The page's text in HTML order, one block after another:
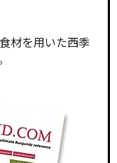
材を用いた西季